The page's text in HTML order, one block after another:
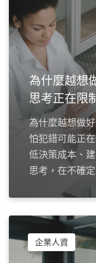
為什麼越想
思考正在限
為什麼越想做
怕犯錯可能正
低決策成本、
思考，在不確
企業人資